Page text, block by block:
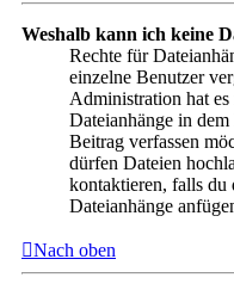
Weshalb kann ich keine
Rechte für
einzelne Benutzer
Administration hat
Dateianhänge in
Beitrag verfassen
dürfen Dateien
kontaktieren, falls du
Dateianhänge
Nach oben